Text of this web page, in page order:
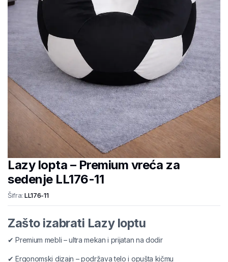
Lazy lopta – Premium vreća za
sedenje LL176-11
Šifra: LL176-11
Zašto izabrati Lazy loptu
✔ Premium mebli – ultra mekan i prijatan na dodir
✔ Ergonomski dizajn – podržava telo i opušta kičmu